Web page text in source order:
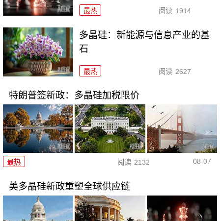
最热 阅读 1914
多晶硅：新能源与信息产业的基
石
最热 阅读 2627
特朗普签新政：多晶硅加税限价
最热 阅读 2132 08-07
美多晶硅新政重塑全球供应链